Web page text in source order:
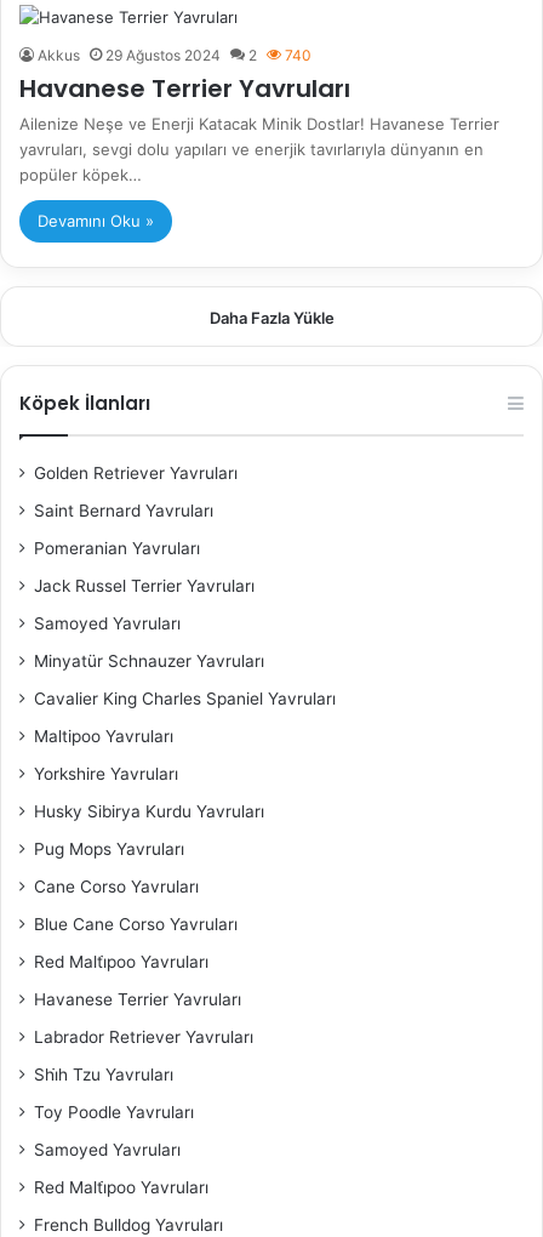
Akkus 29 Ağustos 2024 2 740
Havanese Terrier Yavruları
Ailenize Neşe ve Enerji Katacak Minik Dostlar! Havanese Terrier
yavruları, sevgi dolu yapıları ve enerjik tavırlarıyla dünyanın en
popüler köpek…
Devamını Oku »
Daha Fazla Yükle
Köpek İlanları
Golden Retriever Yavruları
Saint Bernard Yavruları
Pomeranian Yavruları
Jack Russel Terrier Yavruları
Samoyed Yavruları
Minyatür Schnauzer Yavruları
Cavalier King Charles Spaniel​ Yavruları
Maltipoo Yavruları
Yorkshire Yavruları
Husky Sibirya Kurdu Yavruları
Pug Mops Yavruları
Cane Corso Yavruları
Blue Cane Corso Yavruları
Red Malti̇poo Yavruları
Havanese Terrier Yavruları
Labrador Retriever Yavruları
Shi̇h Tzu Yavruları
Toy Poodle Yavruları
Samoyed Yavruları
Red Malti̇poo Yavruları
French Bulldog Yavruları